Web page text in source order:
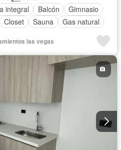
integral Balcón
Gimnasio
Closet Sauna
Gas natural
las vegas